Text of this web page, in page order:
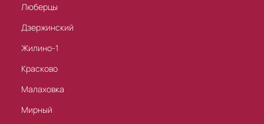
Люберцы
Дзержинский
Жилино-1
Красково
Малаховка
Мирный